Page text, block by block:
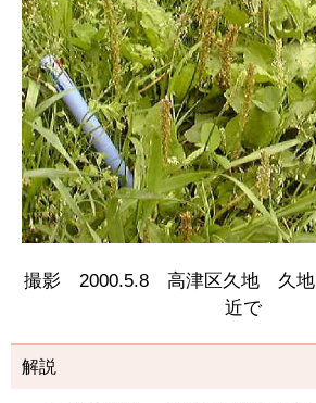
撮影 2000.5.8 高津区久地 久地
近で
解説